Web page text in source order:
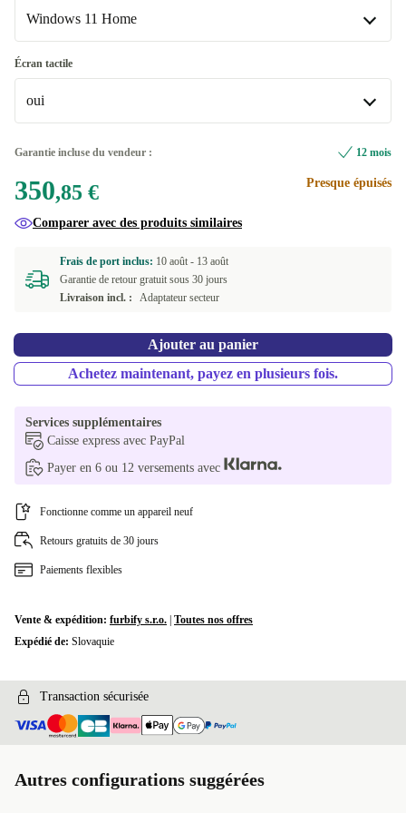
IT (QWERTY)
SE (QWERTY)
Neuve +40,15 €
Windows 11 Home
Windows 11 Home
Windows 11 Professional
Écran tactile
oui
Garantie incluse du vendeur : 12 mois
350,85 € Presque épuisés
Comparer avec des produits similaires
Frais de port inclus: 10 août - 13 août
Garantie de retour gratuit sous 30 jours
Livraison incl. :
Adaptateur secteur
Ajouter au panier
Achetez maintenant, payez en plusieurs fois.
Services supplémentaires
Caisse express avec PayPal
Payer en 6 ou 12 versements avec
Fonctionne comme un appareil neuf
Retours gratuits de 30 jours
Paiements flexibles
Vente & expédition: furbify s.r.o. Toutes nos offres
Expédié de: Slovaquie
Transaction sécurisée
Autres configurations suggérées